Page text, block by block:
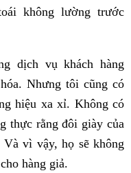
không lường trước
dịch vụ khách hàng
Nhưng tôi cũng có
hiệu xa xỉ. Không có
thực rằng đôi giày của
vì vậy, họ sẽ không
hàng giả.